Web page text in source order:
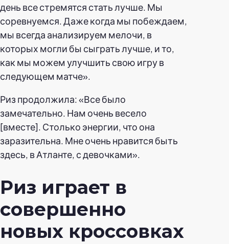
день все стремятся стать лучше. Мы
соревнуемся. Даже когда мы побеждаем,
мы всегда анализируем мелочи, в
которых могли бы сыграть лучше, и то,
как мы можем улучшить свою игру в
следующем матче».
Риз продолжила: «Все было
замечательно. Нам очень весело
[вместе]. Столько энергии, что она
заразительна. Мне очень нравится быть
здесь, в Атланте, с девочками».
Риз играет в
совершенно
новых кроссовках